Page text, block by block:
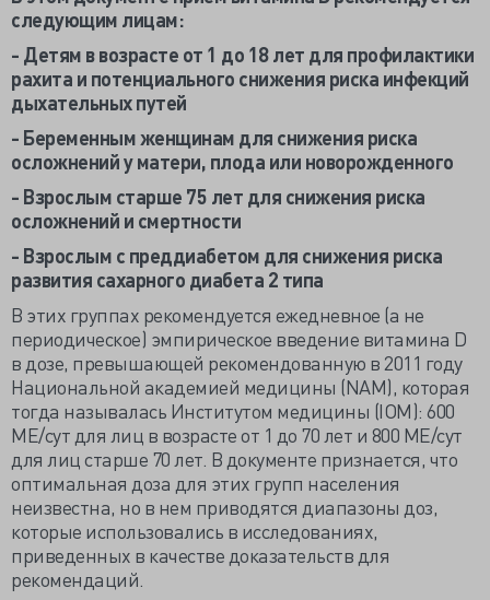
следующим лицам:
- Детям в возрасте от 1 до 18 лет для профилактики
рахита и потенциального снижения риска инфекций
дыхательных путей
- Беременным женщинам для снижения риска
осложнений у матери, плода или новорожденного
- Взрослым старше 75 лет для снижения риска
осложнений и смертности
- Взрослым с преддиабетом для снижения риска
развития сахарного диабета 2 типа
В этих группах рекомендуется ежедневное (а не
периодическое) эмпирическое введение витамина D
в дозе, превышающей рекомендованную в 2011 году
Национальной академией медицины (NAM), которая
тогда называлась Институтом медицины (IOM): 600
МЕ/сут для лиц в возрасте от 1 до 70 лет и 800 МЕ/сут
для лиц старше 70 лет. В документе признается, что
оптимальная доза для этих групп населения
неизвестна, но в нем приводятся диапазоны доз,
которые использовались в исследованиях,
приведенных в качестве доказательств для
рекомендаций.